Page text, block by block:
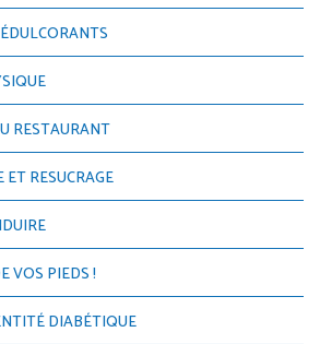
RESTAURANT
RESUCRAGE
VOS PIEDS !
DIABÉTIQUE